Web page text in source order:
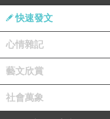
快速發文
心情雜記
藝文欣賞
社會萬象